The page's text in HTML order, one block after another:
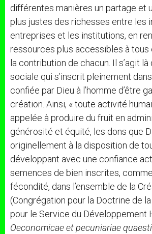
différentes manières un partage et
plus justes des richesses entre les
entreprises et les institutions, en
ressources plus accessibles à tous
la contribution de chacun. Il s’agit là
sociale qui s’inscrit pleinement
confiée par Dieu à l’homme d’être
création. Ainsi, « toute activité
appelée à produire du fruit en
générosité et équité, les dons que
originellement à la disposition de
développant avec une confiance
semences de bien inscrites,
fécondité, dans l’ensemble de la
(Congrégation pour la Doctrine de
pour le Service du Développement
Oeconomicae et pecuniariae